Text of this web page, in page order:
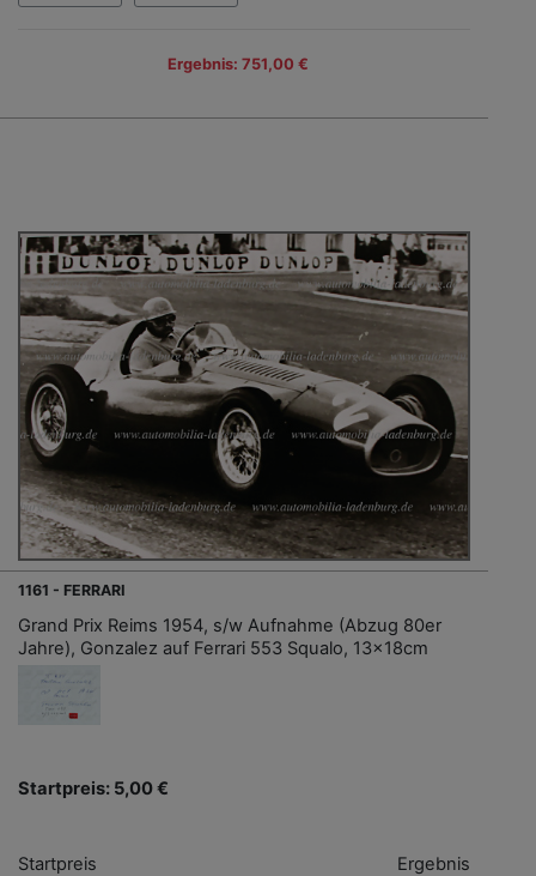
Ergebnis: 751,00 €
1161 - FERRARI
Grand Prix Reims 1954, s/w Aufnahme (Abzug 80er
Jahre), Gonzalez auf Ferrari 553 Squalo, 13x18cm
Startpreis: 5,00 €
Startpreis Ergebnis